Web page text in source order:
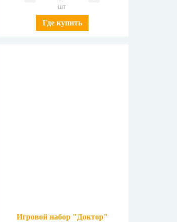
шт
Где купить
Игровой набор "Доктор"